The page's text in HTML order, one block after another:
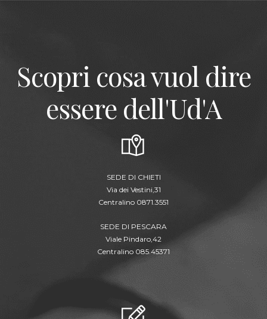
Scopri cosa vuol dire
essere dell'Ud'A
SEDE DI CHIETI
Via dei Vestini,31
Centralino 0871.3551
SEDE DI PESCARA
Viale Pindaro,42
Centralino 085.45371